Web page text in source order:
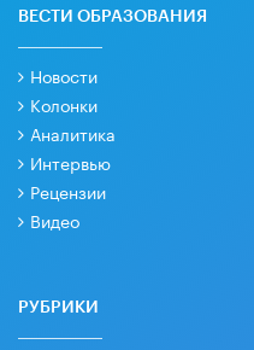
ВЕСТИ ОБРАЗОВАНИЯ
Новости
Колонки
Аналитика
Интервью
Рецензии
Видео
РУБРИКИ